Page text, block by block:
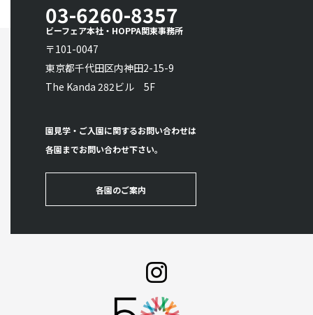
03-6260-8357
ビーフェア本社・HOPPA関東事務所
〒101-0047
東京都千代田区内神田2-15-9
The Kanda 282ビル 5F
園見学・ご入園に関するお問い合わせは
各園までお問い合わせ下さい。
各園のご案内